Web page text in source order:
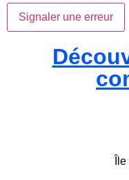
Signaler une erreur